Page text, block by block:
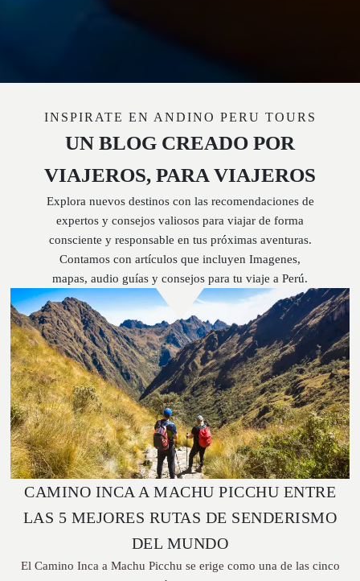
INSPIRATE EN ANDINO PERU TOURS
UN BLOG CREADO POR
VIAJEROS, PARA VIAJEROS
Explora nuevos destinos con las recomendaciones de
expertos y consejos valiosos para viajar de forma
consciente y responsable en tus próximas aventuras.
Contamos con artículos que incluyen Imagenes,
mapas, audio guías y consejos para tu viaje a Perú.
CAMINO INCA A MACHU PICCHU ENTRE
LAS 5 MEJORES RUTAS DE SENDERISMO
DEL MUNDO
El Camino Inca a Machu Picchu se erige como una de las cinco